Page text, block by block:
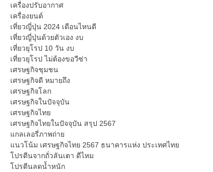
เครื่องปรับอากาศ
เครื่องยนต์
เที่ยวญี่ปุ่น 2024 เดือนไหนดี
เที่ยวญี่ปุ่นด้วยตัวเอง งบ
เที่ยวยุโรป 10 วัน งบ
เที่ยวยุโรป ไม่ต้องขอวีซ่า
เศรษฐกิจชุมชน
เศรษฐกิจดี หมายถึง
เศรษฐกิจโลก
เศรษฐกิจในปัจจุบัน
เศรษฐกิจไทย
เศรษฐกิจไทยในปัจจุบัน สรุป 2567
แกลเลอรี่ภาพถ่าย
แนวโน้ม เศรษฐกิจไทย 2567 ธนาคารแห่ง ประเทศไทย
โปรตีนจากถั่วลันเตา ดีไหม
โปรตีนลดน้ำหนัก